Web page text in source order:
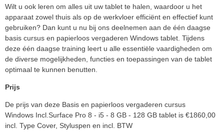
Wilt u ook leren om alles uit uw tablet te halen, waardoor u het
apparaat zowel thuis als op de werkvloer efficiënt en effectief kunt
gebruiken? Dan kunt u nu bij ons deelnemen aan de één daagse
basis cursus en papierloos vergaderen Windows tablet. Tijdens
deze één daagse training leert u alle essentiële vaardigheden om
de diverse mogelijkheden, functies en toepassingen van de tablet
optimaal te kunnen benutten.
Prijs
De prijs van deze Basis en papierloos vergaderen cursus
Windows Incl.Surface Pro 8 - i5 - 8 GB - 128 GB tablet is €1860,00
incl. Type Cover, Styluspen en incl. BTW